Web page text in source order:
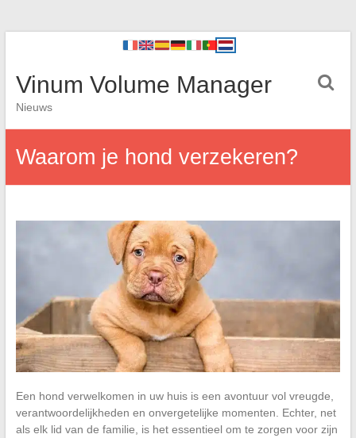
Vinum Volume Manager
Nieuws
Waarom je hond verzekeren?
Een hond verwelkomen in uw huis is een avontuur vol vreugde,
verantwoordelijkheden en onvergetelijke momenten. Echter, net
als elk lid van de familie, is het essentieel om te zorgen voor zijn